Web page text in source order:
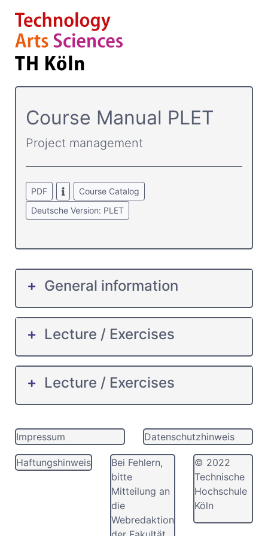
Course­ Manual PLET
Project management
PDF
Course Catalog
Deutsche Version: PLET
General information
Lecture / Exercises
Lecture / Exercises
Impressum Datenschutzhinweis
Haftungshinweis
Bei Fehlern,
bitte
Mitteilung an
die
Webredaktion
© 2022
Technische
Hochschule
Köln